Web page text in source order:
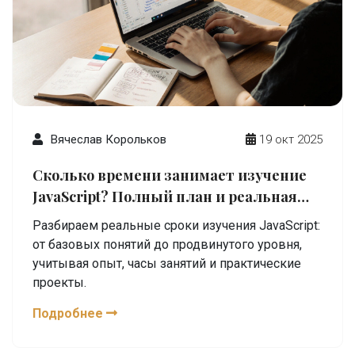
Вячеслав Корольков 19 окт 2025
Сколько времени занимает изучение
JavaScript? Полный план и реальная
оценка
Разбираем реальные сроки изучения JavaScript:
от базовых понятий до продвинутого уровня,
учитывая опыт, часы занятий и практические
проекты.
Подробнее